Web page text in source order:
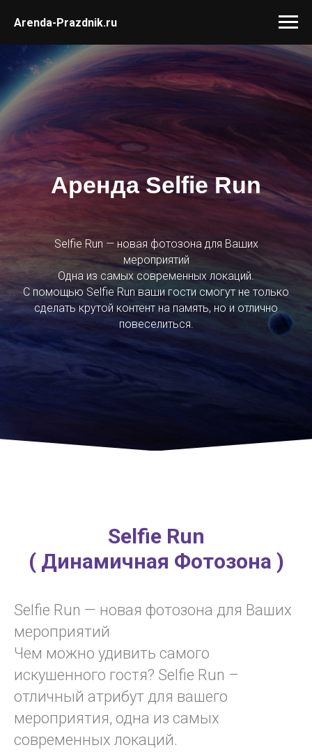
Arenda-Prazdnik.ru
АрендаSelfie Run
Selfie Run — новая фотозона для Ваших
мероприятий
Одна из самых современных локаций.
С помощью Selfie Run ваши гости смогут не только
сделать крутой контент на память, но и отлично
повеселиться.
Selfie Run
( Динамичная Фотозона )
Selfie Run — новая фотозона для Ваших
мероприятий
Чем можно удивить самого
искушенного гостя? Selfie Run –
отличный атрибут для вашего
мероприятия, одна из самых
современных локаций.